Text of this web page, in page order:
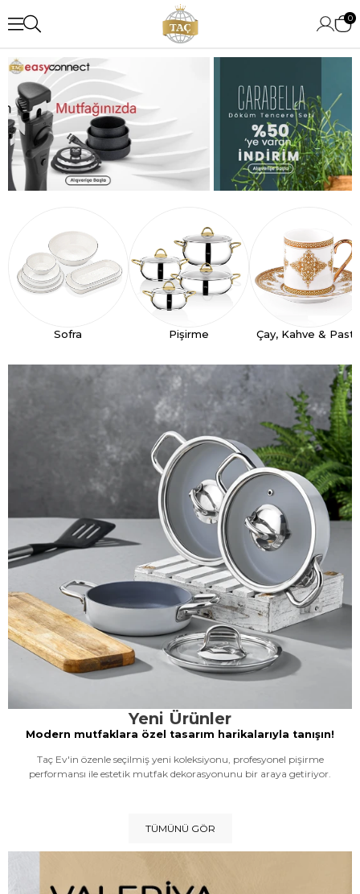
0
Sofra Pişirme Çay, Kahve &
Yeni Ürünler
Modern mutfaklara özel tasarım harikalarıyla tanışın!
Taç Ev'in özenle seçilmiş yeni koleksiyonu, profesyonel pişirme
performansı ile estetik mutfak dekorasyonunu bir araya getiriyor.
TÜMÜNÜ GÖR